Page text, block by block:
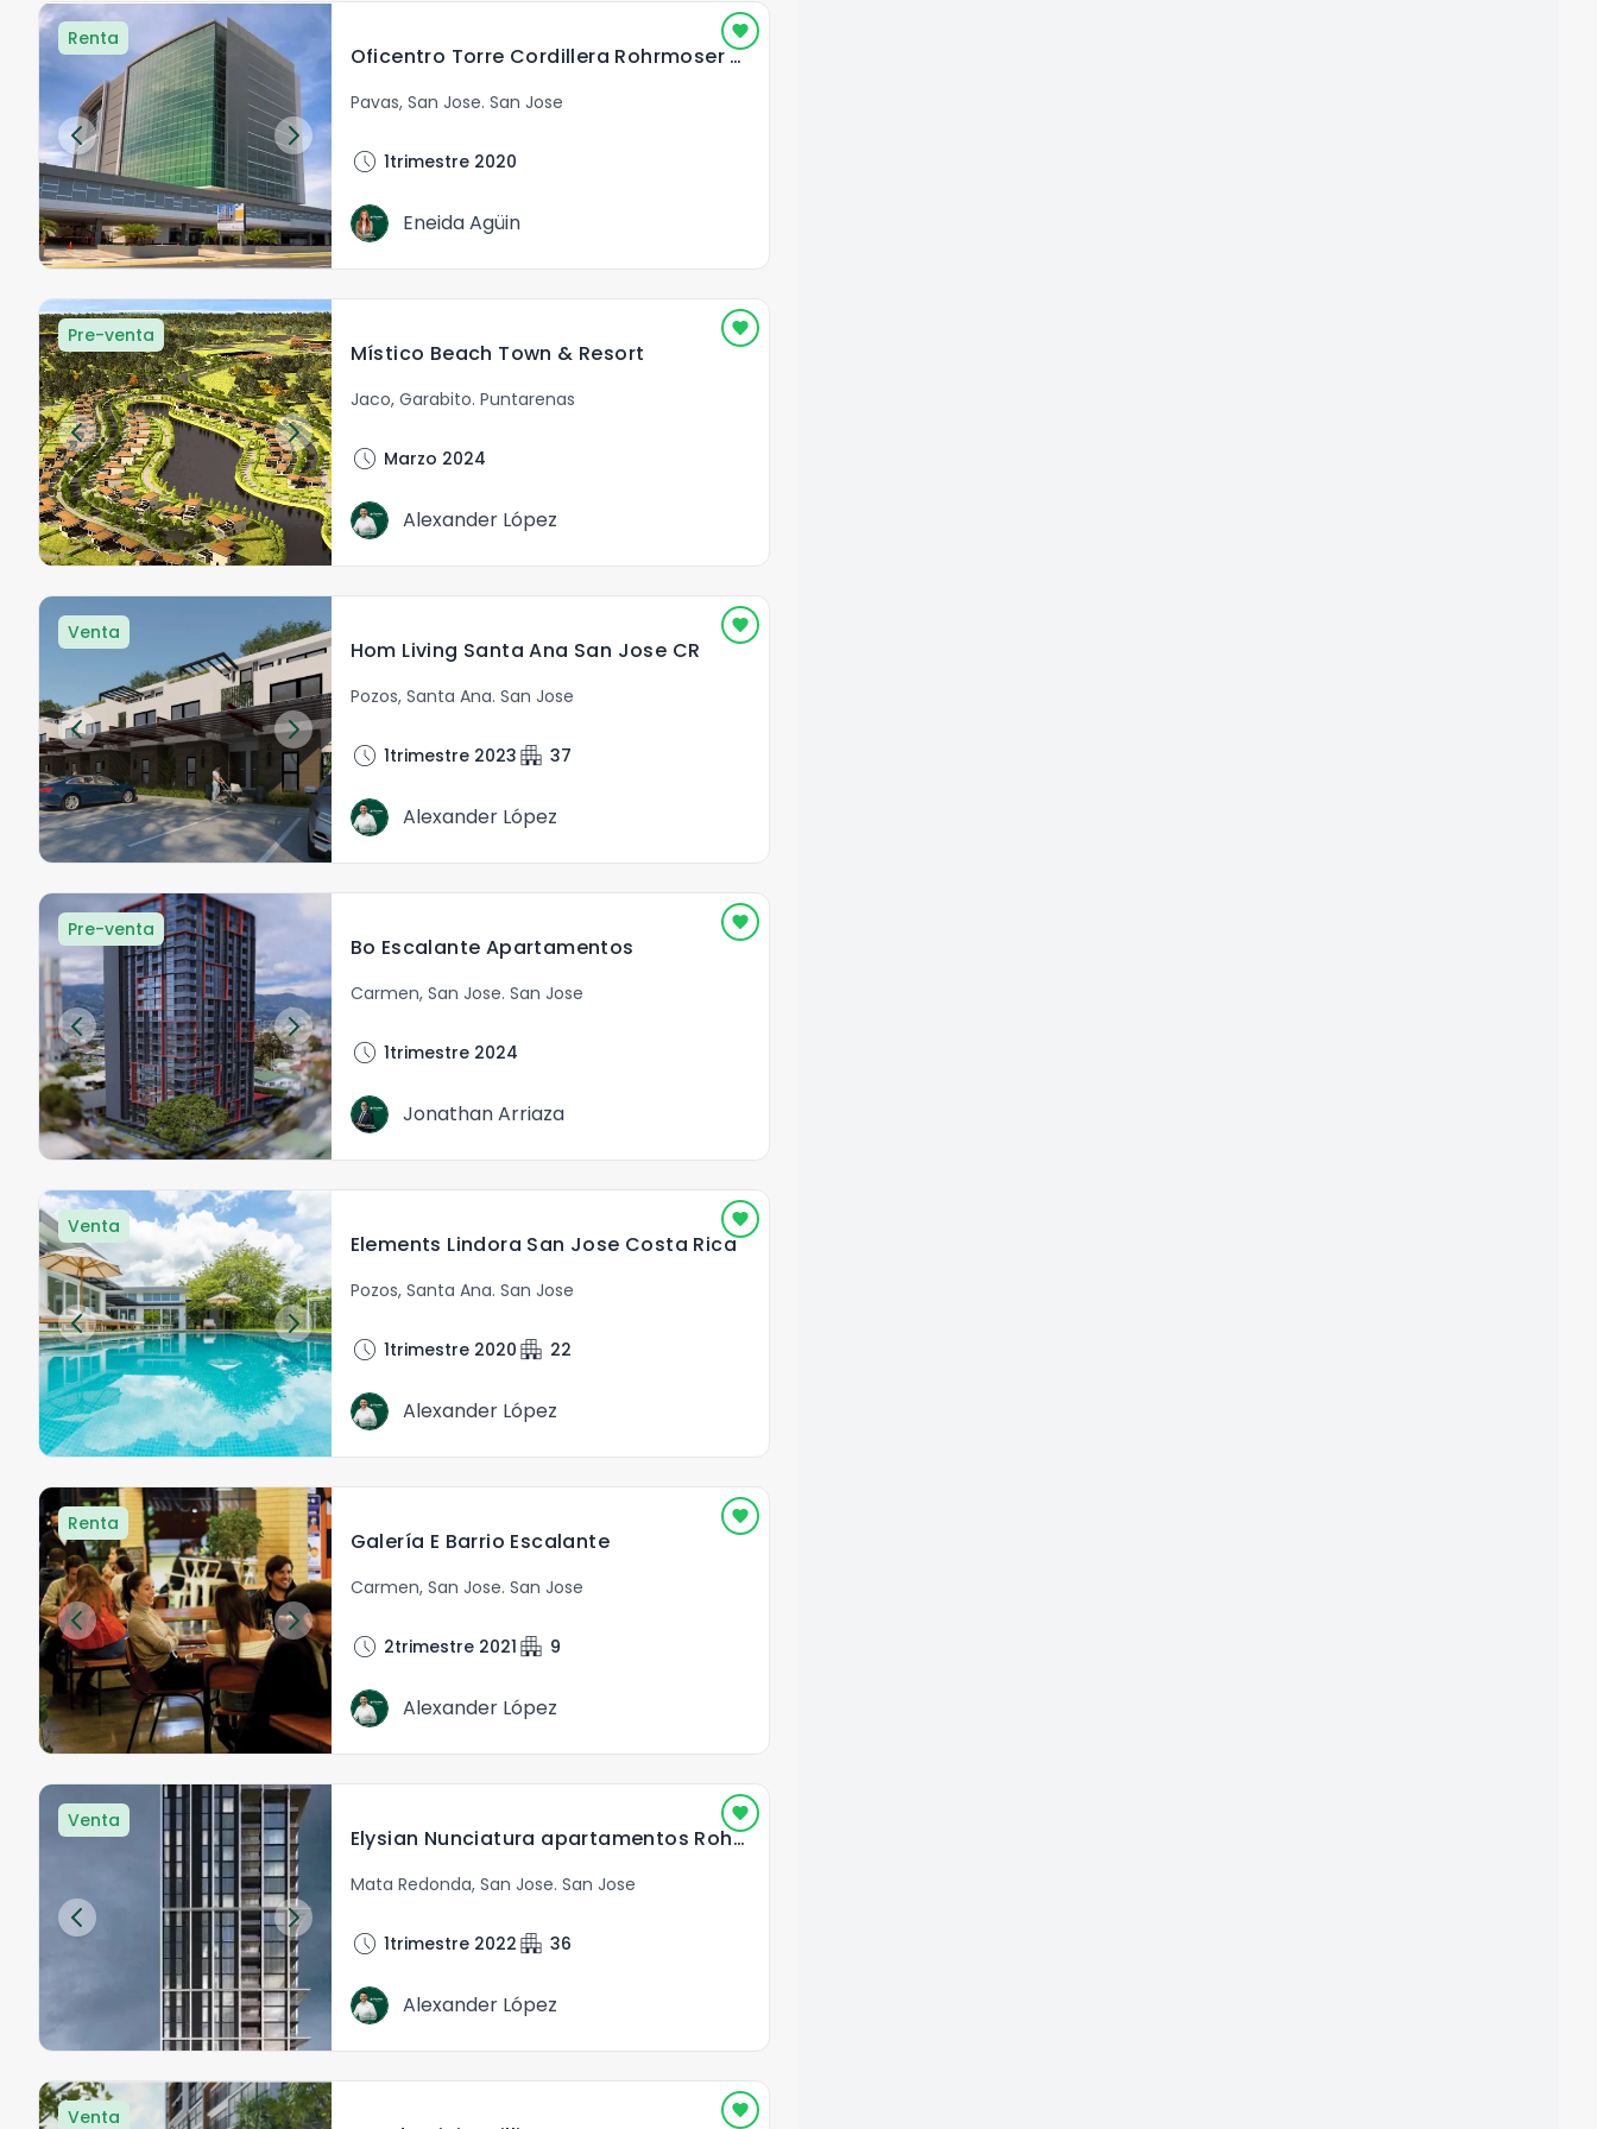
Renta
Oficentro Torre Cordillera Rohrmoser San José Costa Rica
Pavas, San Jose. San Jose
schedule 1trimestre 2020
Eneida Agüin
Pre-venta
Místico Beach Town & Resort
Jaco, Garabito. Puntarenas
schedule Marzo 2024
Alexander López
Venta
Hom Living Santa Ana San Jose CR
Pozos, Santa Ana. San Jose
schedule 1trimestre 2023 apartment 37
Alexander López
Pre-venta
Bo Escalante Apartamentos
Carmen, San Jose. San Jose
schedule 1trimestre 2024
Jonathan Arriaza
Venta
Elements Lindora San Jose Costa Rica
Pozos, Santa Ana. San Jose
schedule 1trimestre 2020 apartment 22
Alexander López
Renta
Galería E Barrio Escalante
Carmen, San Jose. San Jose
schedule 2trimestre 2021 apartment 9
Alexander López
Venta
Elysian Nunciatura apartamentos Rohrmoser SJO
Mata Redonda, San Jose. San Jose
schedule 1trimestre 2022 apartment 36
Alexander López
Venta